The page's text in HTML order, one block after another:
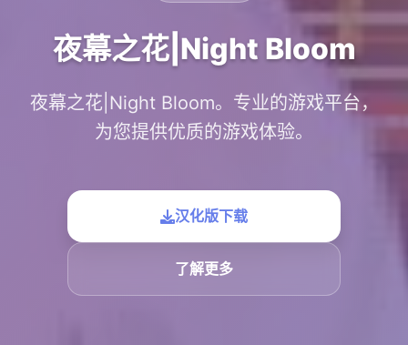
夜幕之花|Night Bloom
夜幕之花|Night Bloom。专业的游戏平台，
为您提供优质的游戏体验。
汉化版下载
了解更多